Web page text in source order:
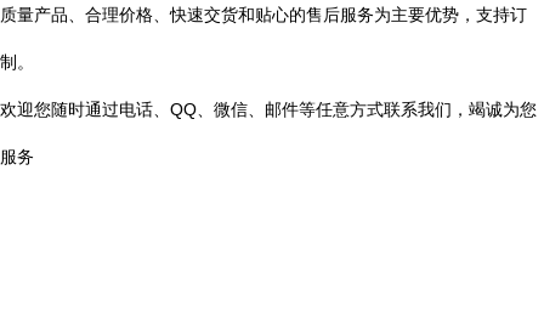
质量产品、合理价格、快速交货和贴心的售后服务为主要优势，支持订
制。
欢迎您随时通过电话、QQ、微信、邮件等任意方式联系我们，竭诚为您
服务